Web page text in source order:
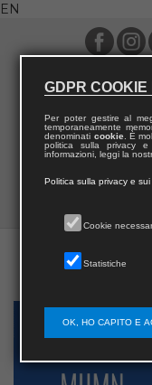
EN
GDPR COOKIE
Per poter gestire al
temporaneamente
denominati cookie. È
politica sulla privacy
informazioni, leggi la
Politica sulla privacy e sui
Cookie
Statistiche
OK, HO CAPITO E